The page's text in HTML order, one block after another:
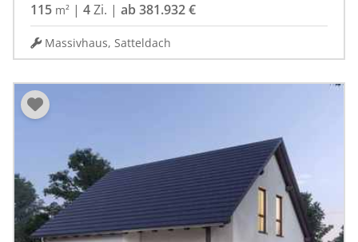
115 m² | 4Zi. | ab 381.932 €
Massivhaus, Satteldach